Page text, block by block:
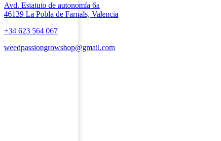
Avd. Estatuto de autonomía 6a
46139 La Pobla de Farnals, Valencia
+34 623 564 067
weedpassiongrowshop@gmail.com